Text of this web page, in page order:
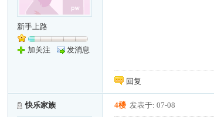
新手上路
加关注 发消息
回复
快乐家族 4楼 发表于: 07-08